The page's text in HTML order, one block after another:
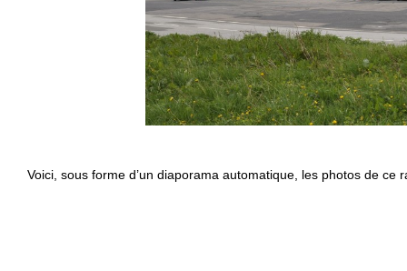
Voici, sous forme d’un diaporama automatique, les photos de ce